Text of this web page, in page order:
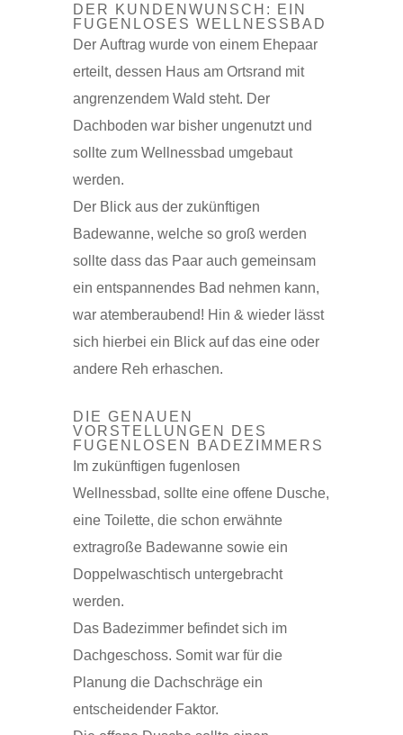
DER KUNDENWUNSCH: EIN
FUGENLOSES WELLNESSBAD
Der Auftrag wurde von einem Ehepaar
erteilt, dessen Haus am Ortsrand mit
angrenzendem Wald steht. Der
Dachboden war bisher ungenutzt und
sollte zum Wellnessbad umgebaut
werden.
Der Blick aus der zukünftigen
Badewanne, welche so groß werden
sollte dass das Paar auch gemeinsam
ein entspannendes Bad nehmen kann,
war atemberaubend! Hin & wieder lässt
sich hierbei ein Blick auf das eine oder
andere Reh erhaschen.
DIE GENAUEN
VORSTELLUNGEN DES
FUGENLOSEN BADEZIMMERS
Im zukünftigen fugenlosen
Wellnessbad, sollte eine offene Dusche,
eine Toilette, die schon erwähnte
extragroße Badewanne sowie ein
Doppelwaschtisch untergebracht
werden.
Das Badezimmer befindet sich im
Dachgeschoss. Somit war für die
Planung die Dachschräge ein
entscheidender Faktor.